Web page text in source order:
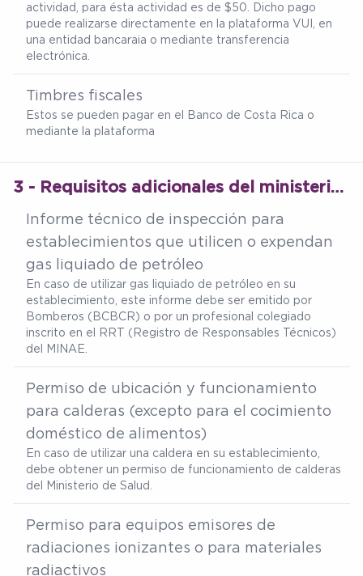
actividad, para ésta actividad es de $50. Dicho pago
puede realizarse directamente en la plataforma VUI, en
una entidad bancaraia o mediante transferencia
electrónica.
Timbres fiscales
Estos se pueden pagar en el Banco de Costa Rica o
mediante la plataforma
3 - Requisitos adicionales del ministerio de salud
Informe técnico de inspección para
establecimientos que utilicen o expendan
gas liquiado de petróleo
En caso de utilizar gas liquiado de petróleo en su
establecimiento, este informe debe ser emitido por
Bomberos (BCBCR) o por un profesional colegiado
inscrito en el RRT (Registro de Responsables Técnicos)
del MINAE.
Permiso de ubicación y funcionamiento
para calderas (excepto para el cocimiento
doméstico de alimentos)
En caso de utilizar una caldera en su establecimiento,
debe obtener un permiso de funcionamiento de calderas
del Ministerio de Salud.
Permiso para equipos emisores de
radiaciones ionizantes o para materiales
radiactivos